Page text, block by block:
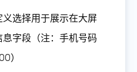
选择用于展示在大屏
字段（注：手机号码
）